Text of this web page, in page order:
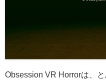
Obsession VR Horrorは、